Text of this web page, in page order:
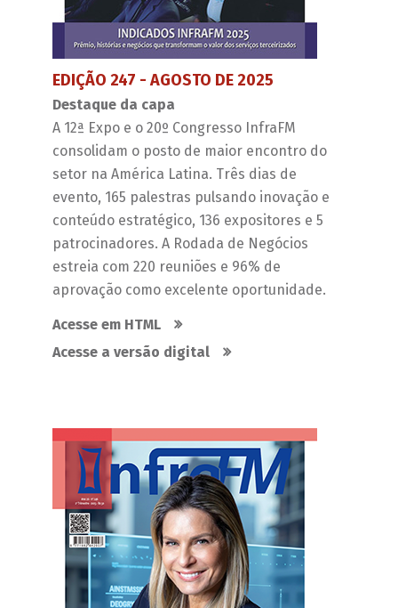
EDIÇÃO 247 - AGOSTO DE 2025
Destaque da capa
A 12ª Expo e o 20º Congresso InfraFM
consolidam o posto de maior encontro do
setor na América Latina. Três dias de
evento, 165 palestras pulsando inovação e
conteúdo estratégico, 136 expositores e 5
patrocinadores. A Rodada de Negócios
estreia com 220 reuniões e 96% de
aprovação como excelente oportunidade.
Acesse em HTML
Acesse a versão digital